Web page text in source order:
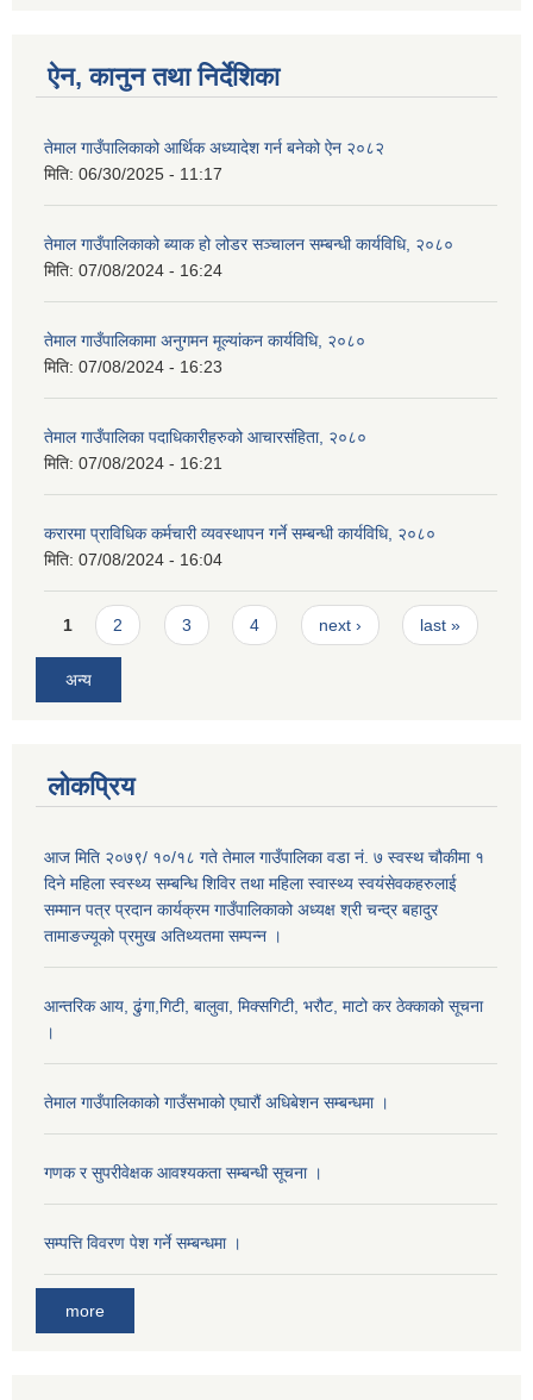
ऐन, कानुन तथा निर्देशिका
तेमाल गाउँपालिकाको आर्थिक अध्यादेश गर्न बनेको ऐन २०८२
मिति: 06/30/2025 - 11:17
तेमाल गाउँपालिकाको ब्याक हो लोडर सञ्चालन सम्बन्धी कार्यविधि, २०८०
मिति: 07/08/2024 - 16:24
तेमाल गाउँपालिकामा अनुगमन मूल्यांकन कार्यविधि, २०८०
मिति: 07/08/2024 - 16:23
तेमाल गाउँपालिका पदाधिकारीहरुको आचारसंहिता, २०८०
मिति: 07/08/2024 - 16:21
करारमा प्राविधिक कर्मचारी व्यवस्थापन गर्ने सम्बन्धी कार्यविधि, २०८०
मिति: 07/08/2024 - 16:04
Pages
1 2 3 4 next › last »
अन्य
लोकप्रिय
आज मिति २०७९/ १०/१८ गते तेमाल गाउँपालिका वडा नं. ७ स्वस्थ चौकीमा १
दिने महिला स्वस्थ्य सम्बन्धि शिविर तथा महिला स्वास्थ्य स्वयंसेवकहरुलाई
सम्मान पत्र प्रदान कार्यक्रम गाउँपालिकाको अध्यक्ष श्री चन्द्र बहादुर
तामाङज्यूको प्रमुख अतिथ्यतमा सम्पन्न ।
आन्तरिक आय, ढुंगा,गिटी, बालुवा, मिक्सगिटी, भरौट, माटो कर ठेक्काको सूचना
।
तेमाल गाउँपालिकाको गाउँसभाको एघारौं अधिबेशन सम्बन्धमा ।
गणक र सुपरीवेक्षक आवश्यकता सम्बन्धी सूचना ।
सम्पत्ति विवरण पेश गर्ने सम्बन्धमा ।
more